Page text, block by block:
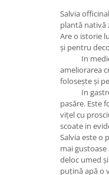
Salvia
plantă nativă
Are o istorie
și pentru
In
ameliorarea
folosește și
In
pasăre. Este
vițel cu
scoate in
Salvia este o
mai
deloc umed
puțină apă o